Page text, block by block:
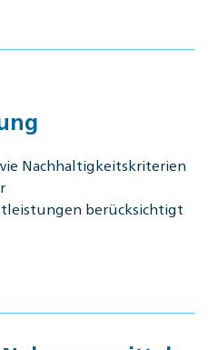
Nachhaltigkeitskriterien
berücksichtigt